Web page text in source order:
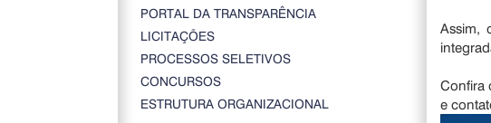
PORTAL DA TRANSPARÊNCIA
LICITAÇÕES
PROCESSOS SELETIVOS
CONCURSOS
ESTRUTURA ORGANIZACIONAL
Assim,
Confira
e